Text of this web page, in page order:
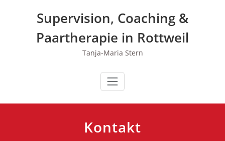
Supervision, Coaching &
Paartherapie in Rottweil
Tanja-Maria Stern
Kontakt